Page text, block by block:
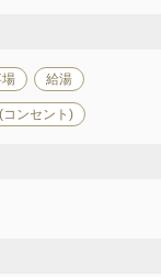
給湯
ンセント)